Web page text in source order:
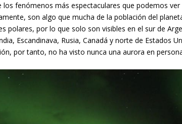
los fenómenos más espectaculares que podemos
son algo que mucha de la población del
polares, por lo que solo son visibles en el sur de
Escandinava, Rusia, Canadá y norte de Estados
por tanto, no ha visto nunca una aurora en